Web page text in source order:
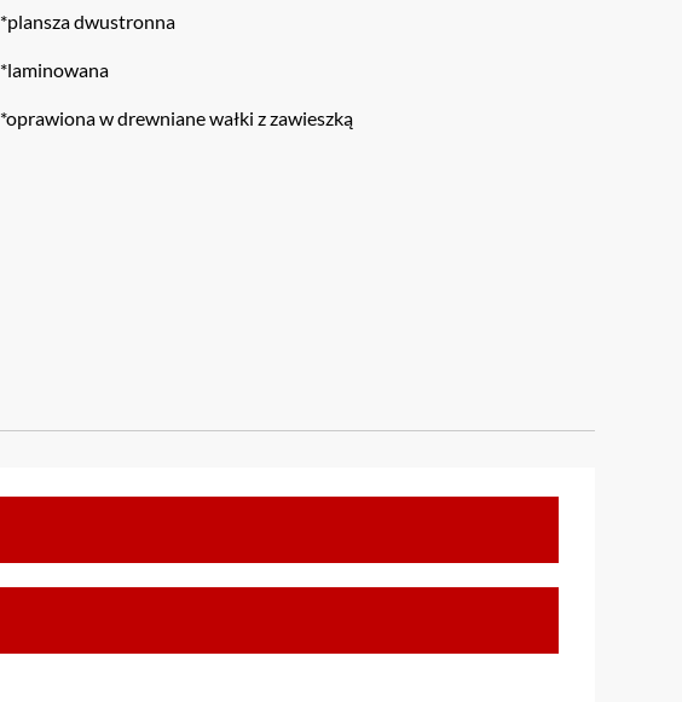
*plansza dwustronna
*laminowana
*oprawiona w drewniane wałki z zawieszką